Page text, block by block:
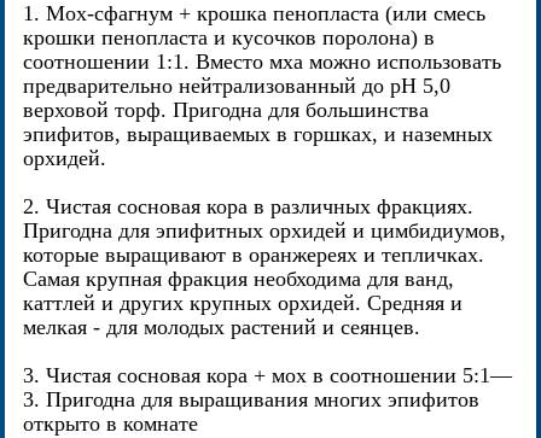
1. Мох-сфагнум + крошка пенопласта (или смесь
крошки пенопласта и кусочков поролона) в
соотношении 1:1. Вместо мха можно использовать
предварительно нейтрализованный до pH 5,0
верховой торф. Пригодна для большинства
эпифитов, выращиваемых в горшках, и наземных
орхидей.
2. Чистая сосновая кора в различных фракциях.
Пригодна для эпифитных орхидей и цимбидиумов,
которые выращивают в оранжереях и тепличках.
Самая крупная фракция необходима для ванд,
каттлей и других крупных орхидей. Средняя и
мелкая - для молодых растений и сеянцев.
3. Чистая сосновая кора + мох в соотношении 5:1—
3. Пригодна для выращивания многих эпифитов
открыто в комнате